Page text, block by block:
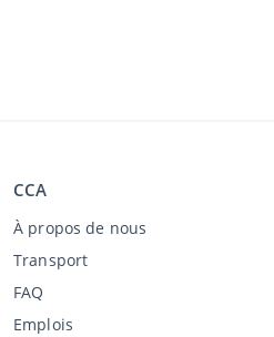
CCA
À propos de nous
Transport
FAQ
Emplois